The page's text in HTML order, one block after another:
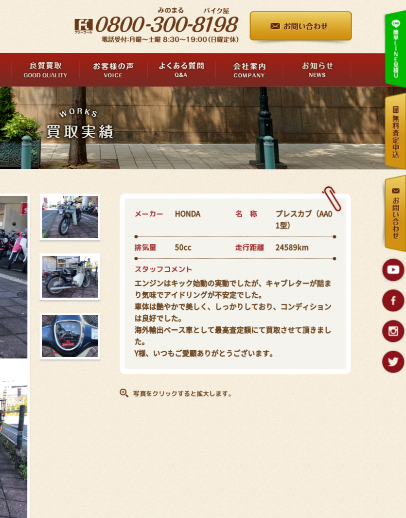
メーカー HONDA 名 称 プレスカブ（AA0
1型）
排気量 50cc 走行距離 24589km
スタッフコメント
エンジンはキック始動の実動でしたが、キャブレターが詰ま
り気味でアイドリングが不安定でした。
車体は艶やかで美しく、しっかりしており、コンディション
は良好でした。
海外輸出ベース車として最高査定額にて買取させて頂きまし
た。
Y様、いつもご愛顧ありがとうございます。
写真をクリックすると拡大します。